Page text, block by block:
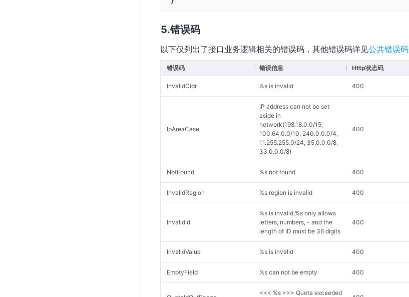
错误码
以下仅列出了接口业务逻辑相关的错误码，其他错误码详见公共错误码
错误码 错误信息 Http状态码
InvalidCidr %s is invalid 400
IpAreaCase
IP address can not be set
aside in
network(198.18.0.0/15,
100.64.0.0/10, 240.0.0.0/4,
11.255.255.0/24, 35.0.0.0/8,
33.0.0.0/8)
400
NotFound %s not found 400
InvalidRegion %s region is invalid 400
InvalidId
%s is invalid,%s only allows
letters, numbers, - and the
length of ID must be 36 digits
400
InvalidValue %s is invalid 400
EmptyField %s can not be empty 400
<<< %s >>> Quota exceeded